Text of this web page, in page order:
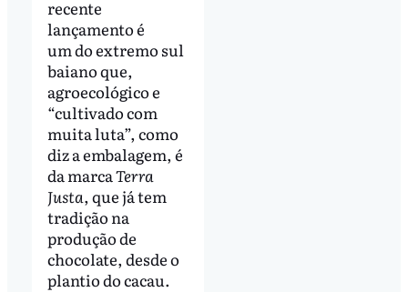
recente
lançamento é
um do extremo sul
baiano que,
agroecológico e
“cultivado com
muita luta”, como
diz a embalagem, é
da marcaTerra
Justa, que já tem
tradição na
produção de
chocolate, desde o
plantio do cacau.